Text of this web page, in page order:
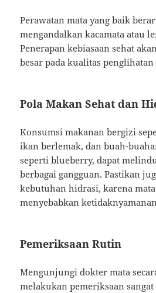
Perawatan mata yang baik
mengandalkan kacamata atau
Penerapan kebiasaan sehat
besar pada kualitas penglihatan
Pola Makan Sehat dan
Konsumsi makanan bergizi
ikan berlemak, dan buah-
seperti blueberry, dapat
berbagai gangguan. Pastikan
kebutuhan hidrasi, karena
menyebabkan
Pemeriksaan Rutin
Mengunjungi dokter mata
melakukan pemeriksaan